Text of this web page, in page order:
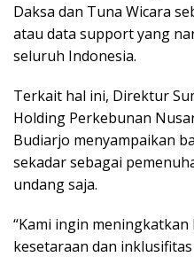
Daksa dan Tuna Wicara
atau data support yang
seluruh Indonesia.
Terkait hal ini, Direktur
Holding Perkebunan
Budiarjo menyampaikan
sekadar sebagai
undang saja.
“Kami ingin
kesetaraan dan